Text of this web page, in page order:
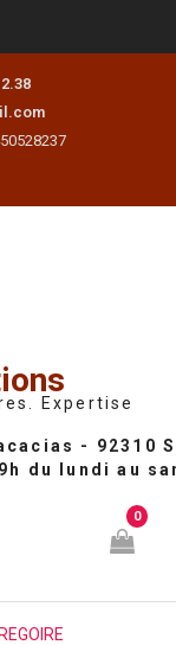
Expertise
0